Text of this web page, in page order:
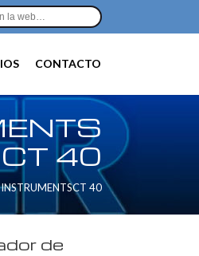
CONTACTO
CT 40
40
de